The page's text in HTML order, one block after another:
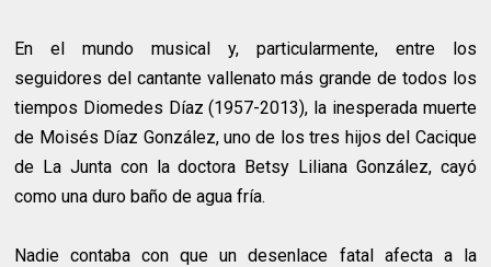
En el mundo musical y, particularmente, entre los
seguidores del cantante vallenato más grande de todos los
tiempos Diomedes Díaz (1957-2013), la inesperada muerte
de Moisés Díaz González, uno de los tres hijos del Cacique
de La Junta con la doctora Betsy Liliana González, cayó
como una duro baño de agua fría.
Nadie contaba con que un desenlace fatal afecta a la